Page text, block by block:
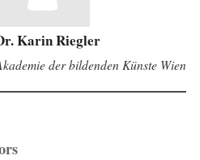
Karin Riegler
der bildenden Künste Wien